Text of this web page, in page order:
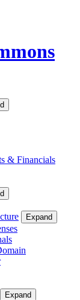
& Financials
Expand
Expand